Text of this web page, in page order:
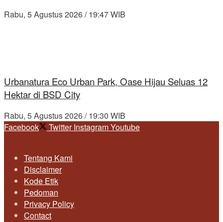
Rabu, 5 Agustus 2026 / 19:47 WIB
Urbanatura Eco Urban Park, Oase Hijau Seluas 12
Hektar di BSD City
Rabu, 5 Agustus 2026 / 19:30 WIB
Facebook
Twitter InstagramYoutube
Tentang Kami
Disclaimer
Kode Etik
Pedoman
Privacy Policy
Contact